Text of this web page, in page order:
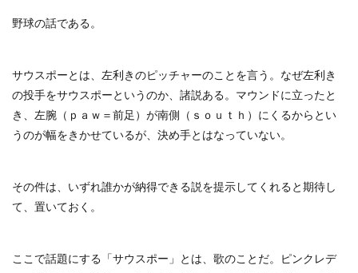
野球の話である。
サウスポーとは、左利きのピッチャーのことを言う。なぜ左利き
の投手をサウスポーというのか、諸説ある。マウンドに立ったと
き、左腕（ｐａｗ＝前足）が南側（ｓｏｕｔｈ）にくるからとい
うのが幅をきかせているが、決め手とはなっていない。
その件は、いずれ誰かが納得できる説を提示してくれると期待し
て、置いておく。
ここで話題にする「サウスポー」とは、歌のことだ。ピンクレデ